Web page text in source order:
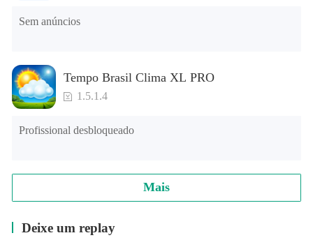
Sem anúncios
Tempo Brasil Clima XL PRO
1.5.1.4
Profissional desbloqueado
Mais
Deixe um replay